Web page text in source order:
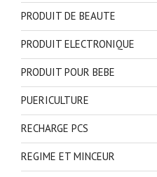
PRODUIT DE BEAUTE
PRODUIT ELECTRONIQUE
PRODUIT POUR BEBE
PUERICULTURE
RECHARGE PCS
REGIME ET MINCEUR